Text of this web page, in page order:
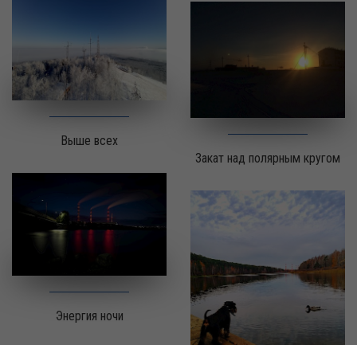
Выше всех
Закат над полярным кругом
Энергия ночи